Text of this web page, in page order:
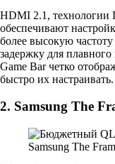
HDMI 2.1, технологии
обеспечивают
более высокую
задержку для
Game Bar четко
быстро их настраивать.
2. Samsung The
Samsung The